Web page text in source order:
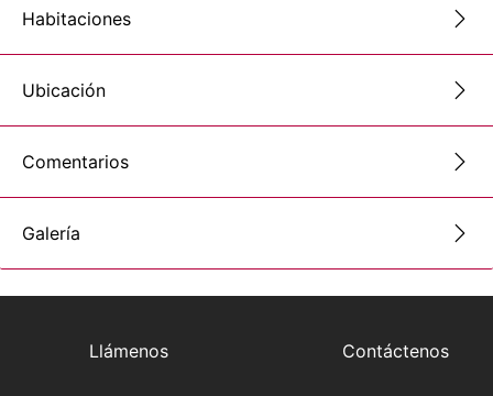
Habitaciones
Ubicación
Comentarios
Galería
Llámenos Contáctenos